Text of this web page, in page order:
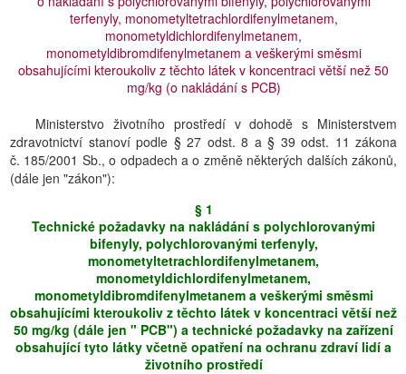
terfenyly, monometyltetrachlordifenylmetanem,
monometyldichlordifenylmetanem,
monometyldibromdifenylmetanem a veškerými směsmi
obsahujícími kteroukoliv z těchto látek v koncentraci větší než 50
mg/kg (o nakládání s PCB)
Ministerstvo životního prostředí v dohodě s Ministerstvem
zdravotnictví stanoví podle § 27 odst. 8 a § 39 odst. 11 zákona
č. 185/2001 Sb., o odpadech a o změně některých dalších zákonů,
(dále jen "zákon"):
§ 1
Technické požadavky na nakládání s polychlorovanými
bifenyly, polychlorovanými terfenyly,
monometyltetrachlordifenylmetanem,
monometyldichlordifenylmetanem,
monometyldibromdifenylmetanem a veškerými směsmi
obsahujícími kteroukoliv z těchto látek v koncentraci větší než
50 mg/kg (dále jen " PCB") a technické požadavky na zařízení
obsahující tyto látky včetně opatření na ochranu zdraví lidí a
životního prostředí